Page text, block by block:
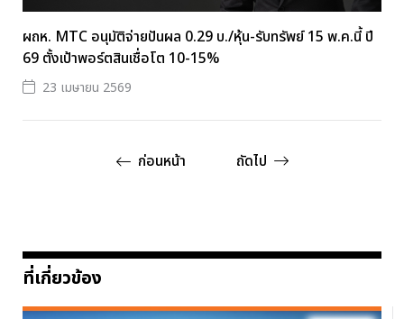
ผถห. MTC อนุมัติจ่ายปันผล 0.29 บ./หุ้น-รับทรัพย์ 15 พ.ค.นี้ ปี
69 ตั้งเป้าพอร์ตสินเชื่อโต 10-15%
23 เมษายน 2569
ก่อนหน้า ถัดไป
ที่เกี่ยวข้อง